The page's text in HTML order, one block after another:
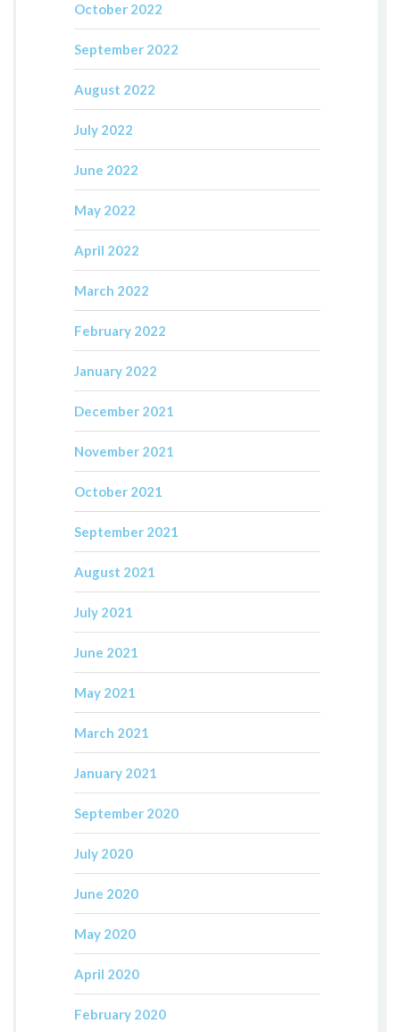
October 2022
September 2022
August 2022
July 2022
June 2022
May 2022
April 2022
March 2022
February 2022
January 2022
December 2021
November 2021
October 2021
September 2021
August 2021
July 2021
June 2021
May 2021
March 2021
January 2021
September 2020
July 2020
June 2020
May 2020
April 2020
February 2020